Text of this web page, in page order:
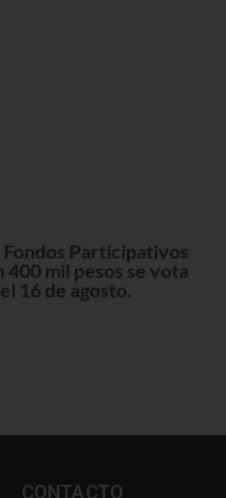
Participativos
400 mil pesos se vota
16 de agosto.
CONTACTO